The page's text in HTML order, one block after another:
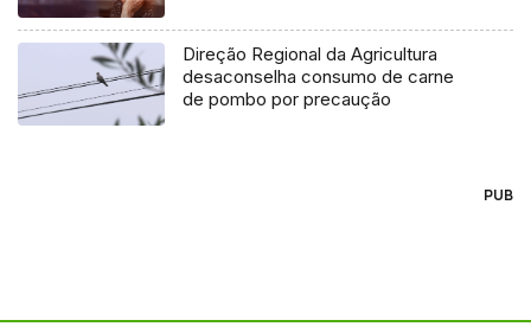
Direção Regional da Agricultura
desaconselha consumo de carne
de pombo por precaução
PUB